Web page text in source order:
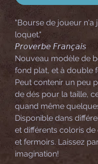
"Bourse de joueur n'a
loquet."
𝘗𝘳𝘰𝘷𝘦𝘳𝘣𝘦 𝘍𝘳𝘢𝘯𝘤̧𝘢𝘪𝘴
Nouveau modèle de
fond plat, et à double
Peut contenir un peu
de dés pour la taille,
quand même
Disponible dans
et différents coloris de
et fermoirs. Laissez
imagination!